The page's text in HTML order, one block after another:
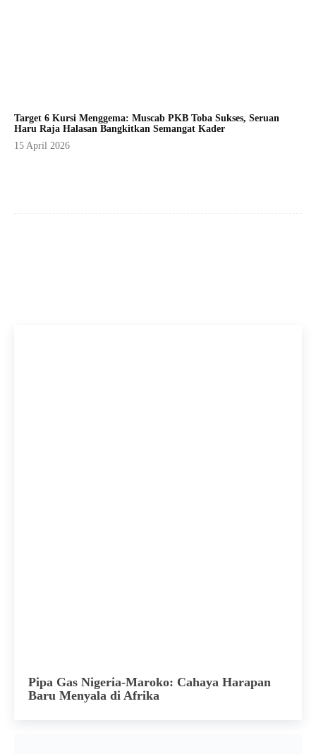
Target 6 Kursi Menggema: Muscab PKB Toba Sukses, Seruan
Haru Raja Halasan Bangkitkan Semangat Kader
15 April 2026
Pipa Gas Nigeria-Maroko: Cahaya Harapan
Baru Menyala di Afrika